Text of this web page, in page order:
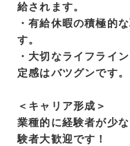
給されます。
・有給休暇の積極的
す。
・大切なライフライ
定感はバツグンです。
＜キャリア形成＞
業種的に経験者が少
験者大歓迎です！